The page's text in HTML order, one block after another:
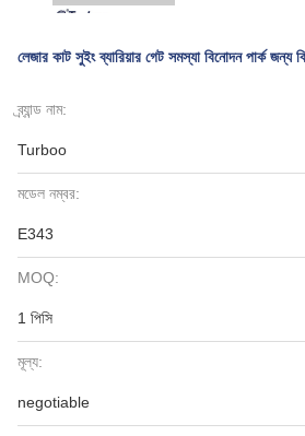
লেজার কাট সুইং ব্যারিয়ার গেট সমস্যা বিনোদন পার্ক জন্য
ব্র্যান্ড নাম:
Turboo
মডেল নম্বর:
E343
MOQ:
1 পিসি
মূল্য:
negotiable